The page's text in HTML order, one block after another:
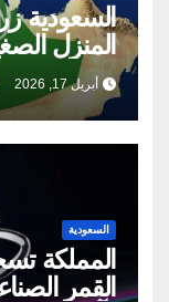
المنزل
أبريل 17, 2026
السعودية
المملكة
القمر